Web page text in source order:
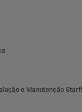
e Manutenção